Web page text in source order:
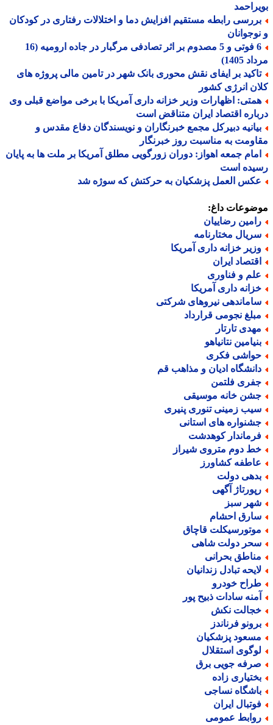
رابطه مستقیم افزایش دما و اختلالات رفتاری در کودکان
6 فوتی و 5 مصدوم بر اثر تصادفی مرگبار در جاده ارومیه (16
1405)
بر ایفای نقش محوری بانک شهر در تامین مالی پروژه های
انرژی کشور
اظهارات وزیر خزانه داری آمریکا با برخی مواضع قبلی وی
اقتصاد ایران متناقض است
دبیرکل مجمع خبرنگاران و نویسندگان دفاع مقدس و
به مناسبت روز خبرنگار
جمعه اهواز: دوران زورگویی مطلق آمریکا بر ملت ها به پایان
است
العمل پزشکیان به حرکتش که سوژه شد
داغ:
رضاییان
مختارنامه
خزانه داری آمریکا
ایران
و فناوری
داری آمریکا
نیروهای شرکتی
نجومی قرارداد
تارتار
نتانیاهو
فکری
ادیان و مذاهب قم
فلتمن
خانه موسیقی
زمینی تنوری پنیری
های استانی
کوهدشت
دوم متروی شیراز
کشاورز
دولت
آگهی
سبز
احشام
قاچاق
دولت شاهی
بحرانی
تبادل زندانیان
خودرو
سادات ذبیح پور
نکش
فرناندز
پزشکیان
استقلال
جویی برق
زاده
نساجی
ایران
عمومی